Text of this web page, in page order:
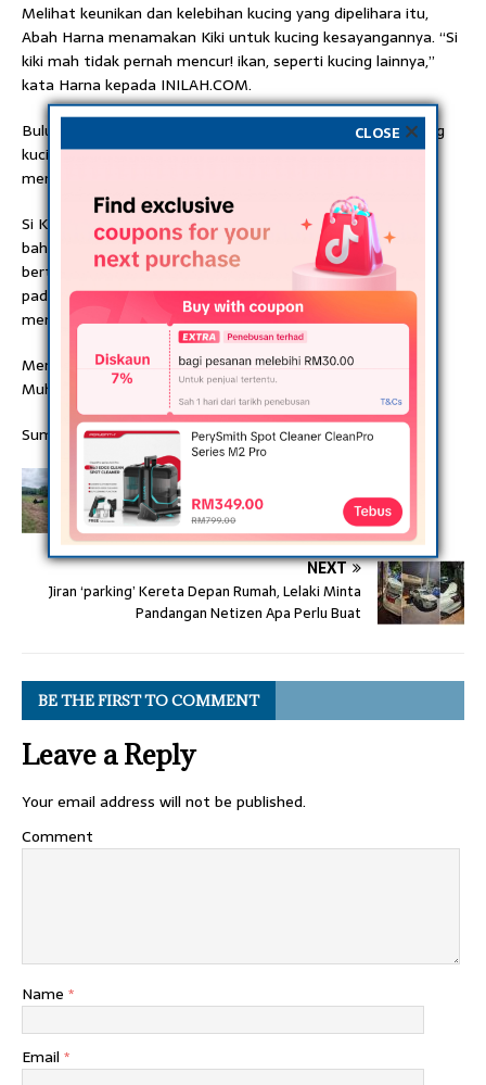
Melihat keunikan dan kelebihan kucing yang dipelihara itu,
Abah Harna menamakan Kiki untuk kucing kesayangannya. “Si
kiki mah tidak pernah mencur! ikan, seperti kucing lainnya,”
kata Harna kepada INILAH.COM.
Bulu kucing yang dirawat Harna memiliki keunikan dibanding
kucing lainnya. Bulu kucing betina dan berusia 12 tahun itu
memiliki tulisan dalam huruf Arab.
Si Kiki yang bulunya didominasi warna hitam itu, pada
bahagian perut sebelah kanan nampak loreng putih yang
bertuliskan lafal Allah dalam bahasa Arab. Sementara itu,
pada perut sebelah kiri, terdapat loreng putih yang
menyerupai tulisan berkalimah Muhammad.
Memelihara kucing juga Adalah Salah Satu Sunnah Nabi
Muhammad.
Sumber: apa cerita
PREVIOUS
‘Pilu’- Suami isteri mavt tercamp4k keluar dari
kereta
NEXT
Jiran ‘parking’ Kereta Depan Rumah, Lelaki Minta
Pandangan Netizen Apa Perlu Buat
BE THE FIRST TO COMMENT
Leave a Reply
Your email address will not be published.
Comment
Name *
Email *
CLOSE